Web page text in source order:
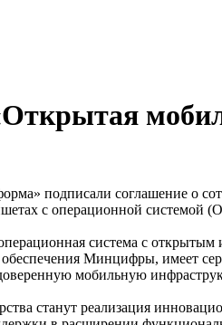
подписали соглашение о
с операционной системой
система с
обеспечения Минцифры, имеет
мобильную
станут реализация